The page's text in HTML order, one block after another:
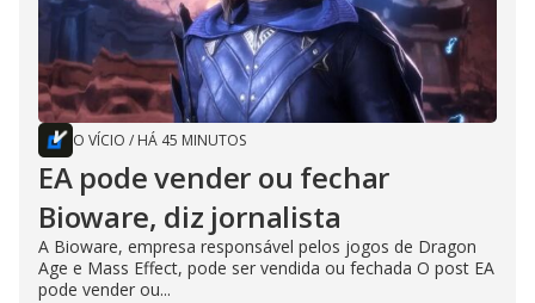
O VÍCIO / HÁ 45 MINUTOS
EA pode vender ou fechar
Bioware, diz jornalista
A Bioware, empresa responsável pelos jogos de Dragon
Age e Mass Effect, pode ser vendida ou fechada O post EA
pode vender ou...